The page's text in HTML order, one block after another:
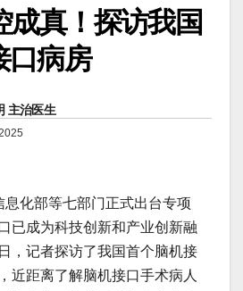
成真！探访我国
口病房
主治医生
化部等七部门正式出台专项
已成为科技创新和产业创新融
，记者探访了我国首个脑机接
近距离了解脑机接口手术病人